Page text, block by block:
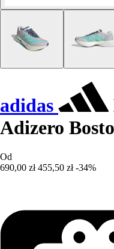
adidas
Adizero
Od
690,00 zł 455,50 zł -34%